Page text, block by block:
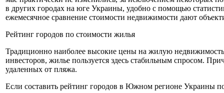
в других городах на юге Украины, удобно с помощью
ежемесячное сравнение стоимости недвижимости дают
Рейтинг городов по стоимости жилья
Традиционно наиболее высокие цены на жилую
инвесторов, жилье пользуется здесь стабильным спросом.
удаленных от пляжа.
Если составить рейтинг городов в Южном регионе Украины